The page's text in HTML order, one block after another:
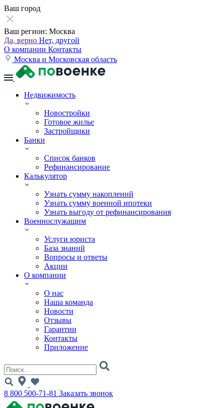
Ваш город
Ваш регион: Москва
Да, верно Нет, другой
О компании Контакты
Москва и Московская область
Недвижимость
Новостройки
Готовое жилье
Застройщики
Банки
Список банков
Рефинансирование
Калькулятор
Узнать сумму накоплений
Узнать сумму военной ипотеки
Узнать выгоду от рефинансирования
Военнослужащим
Услуги юриста
База знаний
Вопросы и ответы
Акции
О компании
О нас
Наша команда
Новости
Отзывы
Гарантии
Контакты
Приложение
8 800 500-71-81 Заказать звонок